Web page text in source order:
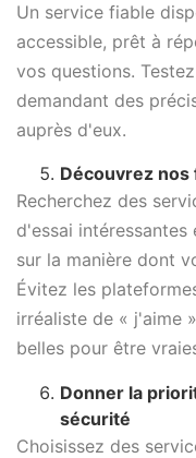
Un service fiable
accessible, prêt à
vos questions.
demandant des
auprès d'eux.
Découvrez
Recherchez des
d'essai
sur la manière dont
Évitez les
irréaliste de « j'aime
belles pour être
Donner la
sécurité
Choisissez des